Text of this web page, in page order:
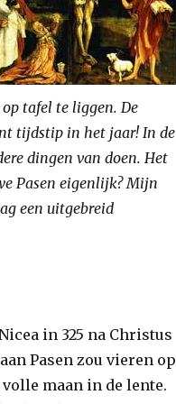
tafel te liggen. De
tijdstip in het jaar! In de
dingen van doen. Het
Pasen eigenlijk? Mijn
een uitgebreid
in 325 na Christus
Pasen zou vieren op
maan in de lente.